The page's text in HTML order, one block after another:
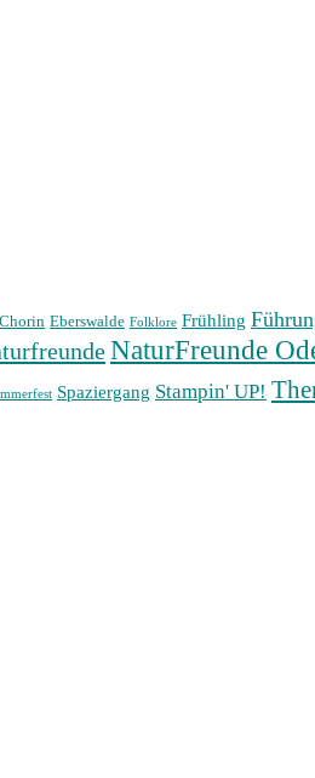
Chorin Eberswalde Folklore Frühling
NaturFreunde
Spaziergang Stampin' UP!